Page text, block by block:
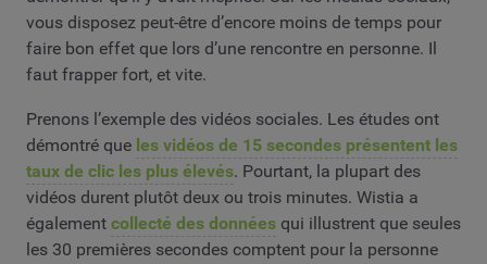
vous disposez peut-être d’encore moins de temps pour
faire bon effet que lors d’une rencontre en personne. Il
faut frapper fort, et vite.
Prenons l’exemple des vidéos sociales. Les études ont
démontré que les vidéos de 15 secondes présentent les
taux de clic les plus élevés. Pourtant, la plupart des
vidéos durent plutôt deux ou trois minutes. Wistia a
également collecté des données qui illustrent que seules
les 30 premières secondes comptent pour la personne